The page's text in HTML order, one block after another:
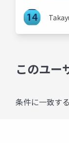
このユー
条件に一致す